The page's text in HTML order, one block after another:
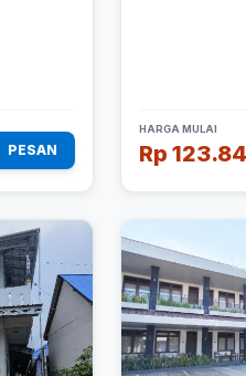
PESAN
HARGA MULAI
Rp